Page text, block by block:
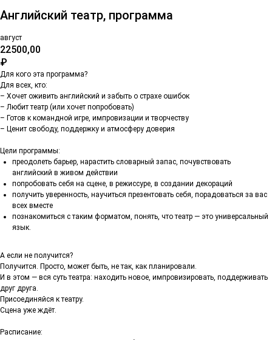
Английский театр, программа
август
22500,00
₽
Для кого эта программа?
Для всех, кто:
– Хочет оживить английский и забыть о страхе ошибок
– Любит театр (или хочет попробовать)
– Готов к командной игре, импровизации и творчеству
– Ценит свободу, поддержку и атмосферу доверия
Цели программы:
преодолеть барьер, нарастить словарный запас, почувствовать
английский в живом действии
попробовать себя на сцене, в режиссуре, в создании декораций
получить уверенность, научиться презентовать себя, порадоваться за вас
всех вместе
познакомиться с таким форматом, понять, что театр — это универсальный
язык.
А если не получится?
Получится. Просто, может быть, не так, как планировали.
И в этом — вся суть театра: находить новое, импровизировать, поддерживать
друг друга.
Присоединяйся к театру.
Сцена уже ждёт.
Расписание: